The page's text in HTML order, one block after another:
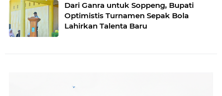
Dari Ganra untuk Soppeng, Bupati
Optimistis Turnamen Sepak Bola
Lahirkan Talenta Baru